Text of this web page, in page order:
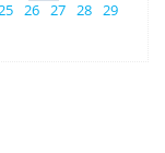
26 27 28 29